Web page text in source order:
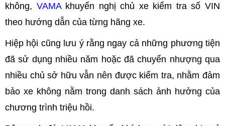
không, VAMAkhuyến nghị chủ xe kiểm tra số VIN
theo hướng dẫn của từng hãng xe.
Hiệp hội cũng lưu ý rằng ngay cả những phương tiện
đã sử dụng nhiều năm hoặc đã chuyển nhượng qua
nhiều chủ sở hữu vẫn nên được kiểm tra, nhằm đảm
bảo xe không nằm trong danh sách ảnh hưởng của
chương trình triệu hồi.